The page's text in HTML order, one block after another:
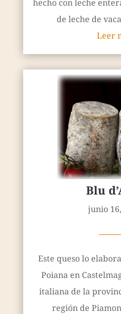
hecho con leche
de leche de
Leer
Blu
junio
Este queso lo
Poiana en
italiana de la
región de